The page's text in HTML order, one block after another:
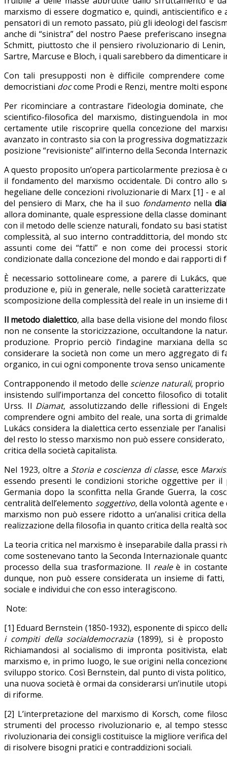
marxismo di essere dogmatico e, quindi, antiscientifico
pensatori di un remoto passato, più gli ideologi del
anche di “sinistra” del nostro Paese preferiscano
Schmitt, piuttosto che il pensiero rivoluzionario di
Sartre, Marcuse e Bloch, i quali sarebbero da dimenticare
Con tali presupposti non è difficile comprendere
democristiani doccome Prodi e Renzi, mentre molti
Per ricominciare a contrastare l’ideologia dominate,
scientifico-filosofica del marxismo, distinguendola in
certamente utile riscoprire quella concezione del
avanzato in contrasto sia con la progressiva
posizione “revisioniste” all’interno della Seconda
A questo proposito un’opera particolarmente preziosa è
il fondamento del marxismo occidentale. Di contro
hegeliane delle concezioni rivoluzionarie di Marx [1] - e
del pensiero di Marx, che ha il suo fondamentonella
allora dominante, quale espressione della classe
con il metodo delle scienze naturali, fondato su basi
complessità, al suo interno contraddittoria, del mondo
assunti come dei “fatti” e non come dei processi
condizionate dalla concezione del mondo e dai rapporti di
È necessario sottolineare come, a parere di Lukács,
produzione e, più in generale, nelle società
scomposizione della complessità del reale in un insieme
Il metodo dialettico, alla base della visione del mondo
non ne consente la storicizzazione, occultandone la
produzione. Proprio perciò l’indagine marxiana della
considerare la società non come un mero aggregato di
organico, in cui ogni componente trova senso
Contrapponendo il metodo delle scienze naturali, proprio
insistendo sull’importanza del concetto filosofico di
Urss. Il Diamat, assolutizzando delle riflessioni di
comprendere ogni ambito del reale, una sorta di
Lukács considera la dialettica certo essenziale per
del resto lo stesso marxismo non può essere
critica della società capitalista.
Nel 1923, oltre a Storia e coscienza di classe, esce
essendo presenti le condizioni storiche oggettive per
Germania dopo la sconfitta nella Grande Guerra, la
centralità dell’elemento soggettivo, della volontà agente
marxismo non può essere ridotto a un’analisi critica
realizzazione della filosofia in quanto critica della realtà
La teoria critica nel marxismo è inseparabile dalla prassi
come sostenevano tanto la Seconda Internazionale
processo della sua trasformazione. Il realeè in costante
dunque, non può essere considerata un insieme di
sociale e individui che con esso interagiscono.
Note:
[1] Eduard Bernstein (1850-1932), esponente di spicco
i compiti della socialdemocrazia(1899), si è proposto
Richiamandosi al socialismo di impronta positivista,
marxismo e, in primo luogo, le sue origini nella
sviluppo storico. Così Bernstein, dal punto di vista
una nuova società è ormai da considerarsi un’inutile
di riforme.
[2] L’interpretazione del marxismo di Korsch, come
strumenti del processo rivoluzionario e, al tempo
rivoluzionaria dei consigli costituisce la migliore verifica
di risolvere bisogni pratici e contraddizioni sociali.